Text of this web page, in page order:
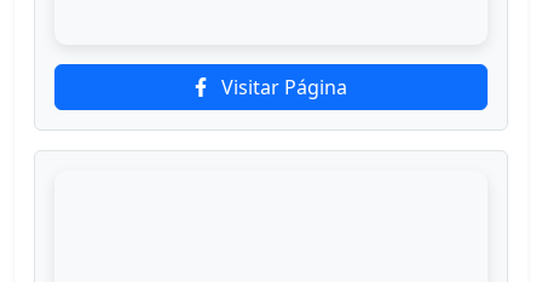
Visitar Página